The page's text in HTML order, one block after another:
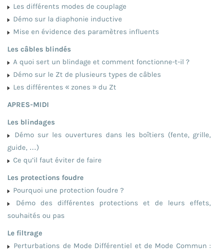
Les différents modes de couplage
Démo sur la diaphonie inductive
Mise en évidence des paramètres influents
Les câbles blindés
A quoi sert un blindage et comment fonctionne-t-il ?
Démo sur le Zt de plusieurs types de câbles
Les différentes « zones » du Zt
APRES-MIDI
Les blindages
Démo sur les ouvertures dans les boîtiers (fente, grille,
guide, …)
Ce qu’il faut éviter de faire
Les protections foudre
Pourquoi une protection foudre ?
Démo des différentes protections et de leurs effets,
souhaités ou pas
Le filtrage
Perturbations de Mode Différentiel et de Mode Commun :